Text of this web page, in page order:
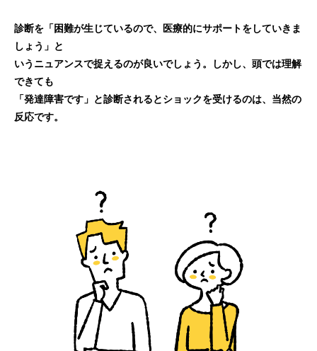
診断を「困難が生じているので、医療的にサポートをしていきま
しょう」と
いうニュアンスで捉えるのが良いでしょう。しかし、頭では理解
できても
「発達障害です」と診断されるとショックを受けるのは、当然の
反応です。